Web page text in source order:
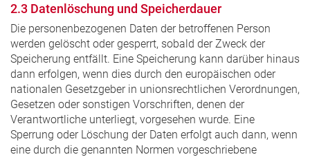
2.3 Datenlöschung und Speicherdauer
Die personenbezogenen Daten der betroffenen Person
werden gelöscht oder gesperrt, sobald der Zweck der
Speicherung entfällt. Eine Speicherung kann darüber hinaus
dann erfolgen, wenn dies durch den europäischen oder
nationalen Gesetzgeber in unionsrechtlichen Verordnungen,
Gesetzen oder sonstigen Vorschriften, denen der
Verantwortliche unterliegt, vorgesehen wurde. Eine
Sperrung oder Löschung der Daten erfolgt auch dann, wenn
eine durch die genannten Normen vorgeschriebene